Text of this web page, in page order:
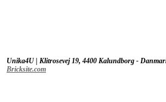
Unika4U | Klitrosevej 19, 4400 Kalundborg -
Bricksite.com